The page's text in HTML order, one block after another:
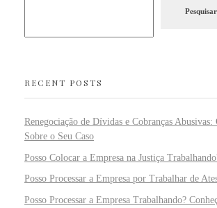
Pesquisar
RECENT POSTS
Renegociação de Dívidas e Cobranças
Sobre o Seu Caso
Posso Colocar a Empresa na Justiça
Posso Processar a Empresa por Trabalhar de
Posso Processar a Empresa Trabalhando?